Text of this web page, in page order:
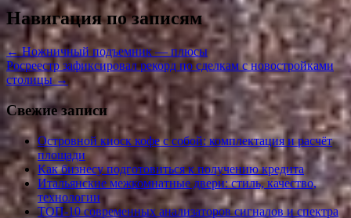
Навигация по записям
←Ножничный подъемник — плюсы
Росреестр зафиксировал рекорд по сделкам с новостройками
столицы →
Свежие записи
Островной киоск кофе с собой: комплектация и расчёт
площади
Как бизнесу подготовиться к получению кредита
Итальянские межкомнатные двери: стиль, качество,
технологии
ТОП-10 современных анализаторов сигналов и спектра